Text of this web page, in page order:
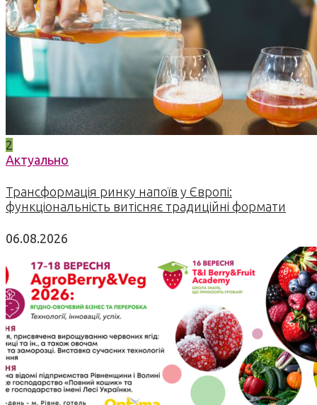
2
Актуально
Трансформація ринку напоїв у Європі:
функціональність витісняє традиційні формати
06.08.2026